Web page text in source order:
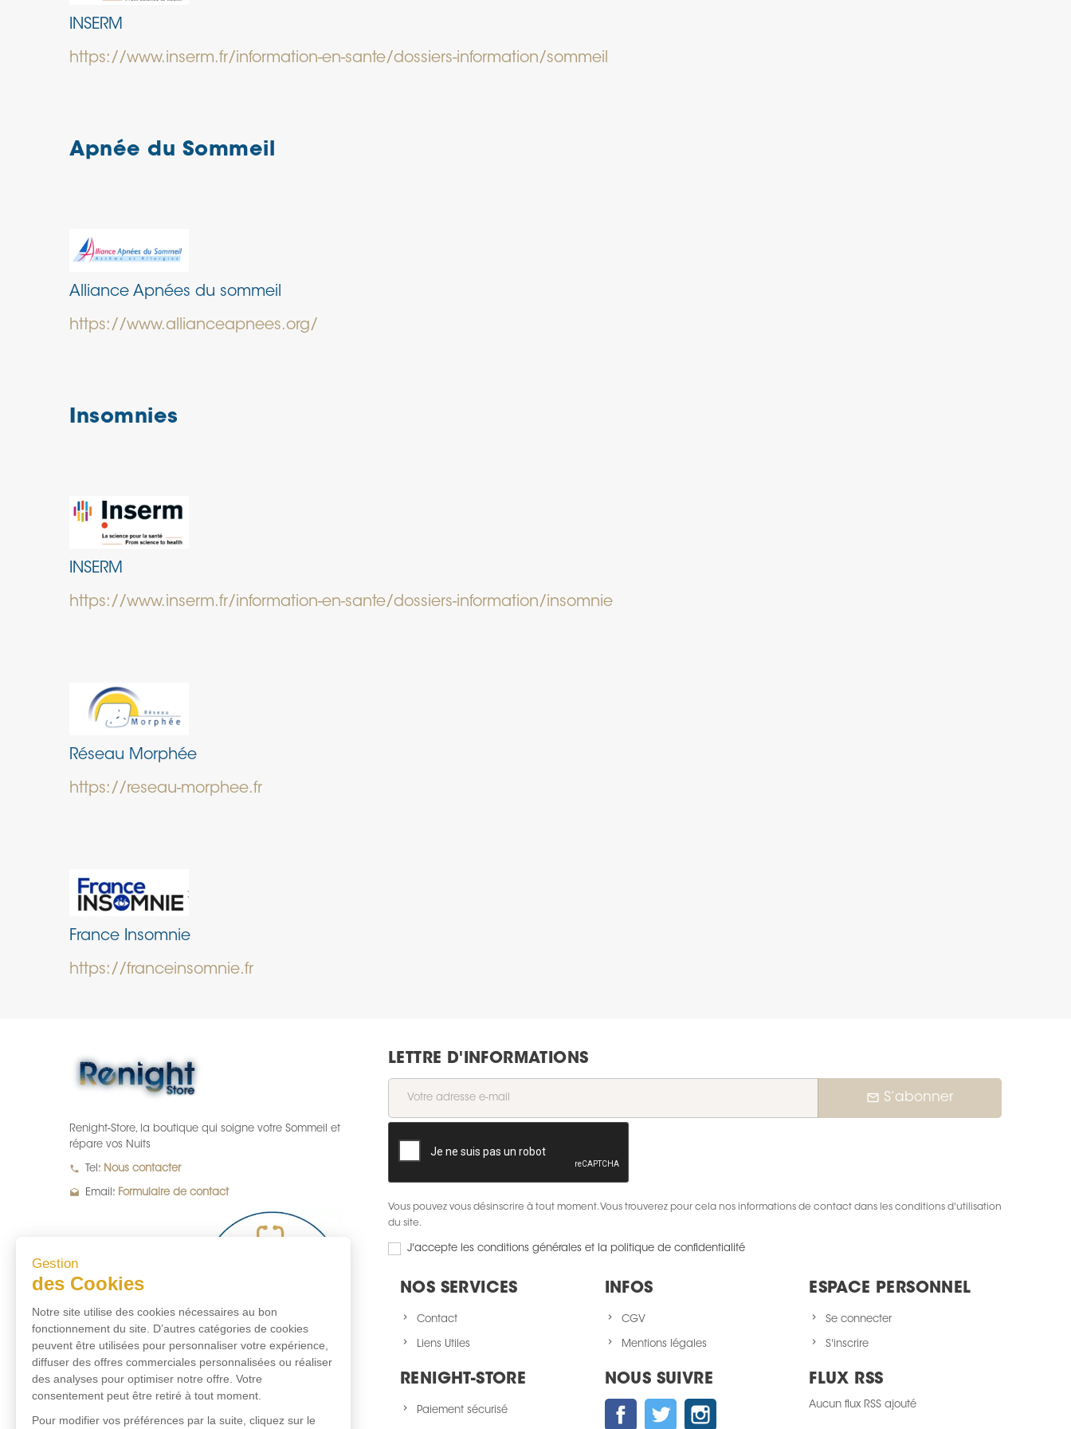
Gestion
des Cookies
Notre site utilise des cookies nécessaires au bon
fonctionnement du site. D’autres catégories de cookies
peuvent être utilisées pour personnaliser votre expérience,
diffuser des offres commerciales personnalisées ou réaliser
des analyses pour optimiser notre offre. Votre
consentement peut être retiré à tout moment.
Pour modifier vos préférences par la suite, cliquez sur le
INSERM
https://www.inserm.fr/information-en-sante/dossiers-information/sommeil
Apnée du Sommeil
Alliance Apnées du sommeil
https://www.allianceapnees.org/
Insomnies
INSERM
https://www.inserm.fr/information-en-sante/dossiers-information/insomnie
Réseau Morphée
https://reseau-morphee.fr
France Insomnie
https://franceinsomnie.fr
Renight-Store, la boutique qui soigne votre Sommeil et
répare vos Nuits
local_phone Tel: Nous contacter
drafts Email: Formulaire de contact
LETTRE D'INFORMATIONS
mail_outline S’abonner
Vous pouvez vous désinscrire à tout moment. Vous trouverez pour cela nos informations de contact dans les conditions d'utilisation
du site.
J'accepte les conditions générales et la politique de confidentialité
NOS SERVICES
Contact
Liens Utiles
INFOS
CGV
Mentions légales
ESPACE PERSONNEL
Se connecter
S'inscrire
RENIGHT-STORE
Paiement sécurisé
NOUS SUIVRE
FacebookTwitter
FLUX RSS
Aucun flux RSS ajouté